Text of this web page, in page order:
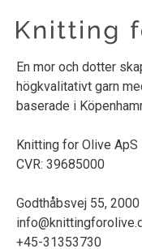
En mor och dotter
högkvalitativt garn
baserade i
Knitting for Olive ApS
CVR: 39685000
Godthåbsvej 55,
+45-31353730